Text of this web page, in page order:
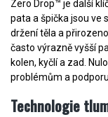
Zero Drop™ je další
pata a špička jsou ve
držení těla a
často výrazně vyšší
kolen, kyčlí a zad.
problémům a
Technologie